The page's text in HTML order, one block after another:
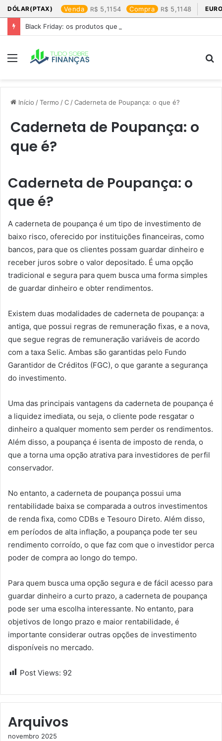
DÓLAR(PTAX) Venda 5,1154 Compra 5,1148
Black Friday: os produtos que mais valem a pena
Menu
Início /Termo /C /Caderneta de Poupança: o que é?
Caderneta de Poupança: o
que é?
Caderneta de Poupança: o
que é?
A caderneta de poupança é um tipo de investimento de
baixo risco, oferecido por instituições financeiras, como
bancos, para que os clientes possam guardar dinheiro e
receber juros sobre o valor depositado. É uma opção
tradicional e segura para quem busca uma forma simples
de guardar dinheiro e obter rendimentos.
Existem duas modalidades de caderneta de poupança: a
antiga, que possui regras de remuneração fixas, e a nova,
que segue regras de remuneração variáveis de acordo
com a taxa Selic. Ambas são garantidas pelo Fundo
Garantidor de Créditos (FGC), o que garante a segurança
do investimento.
Uma das principais vantagens da caderneta de poupança é
a liquidez imediata, ou seja, o cliente pode resgatar o
dinheiro a qualquer momento sem perder os rendimentos.
Além disso, a poupança é isenta de imposto de renda, o
que a torna uma opção atrativa para investidores de perfil
conservador.
No entanto, a caderneta de poupança possui uma
rentabilidade baixa se comparada a outros investimentos
de renda fixa, como CDBs e Tesouro Direto. Além disso,
em períodos de alta inflação, a poupança pode ter seu
rendimento corroído, o que faz com que o investidor perca
poder de compra ao longo do tempo.
Para quem busca uma opção segura e de fácil acesso para
guardar dinheiro a curto prazo, a caderneta de poupança
pode ser uma escolha interessante. No entanto, para
objetivos de longo prazo e maior rentabilidade, é
importante considerar outras opções de investimento
disponíveis no mercado.
Post Views: 92
Arquivos
novembro 2025